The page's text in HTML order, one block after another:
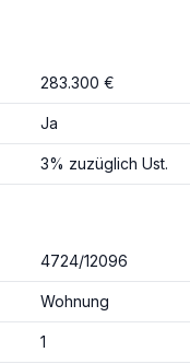
283.300 €
Ja
3% zuzüglich Ust.
4724/12096
Wohnung
1